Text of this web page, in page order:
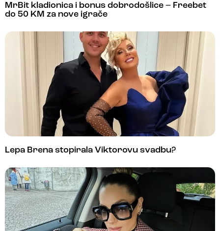
MrBit kladionica i bonus dobrodošlice – Freebet
do 50 KM za nove igrače
Lepa Brena stopirala Viktorovu svadbu?